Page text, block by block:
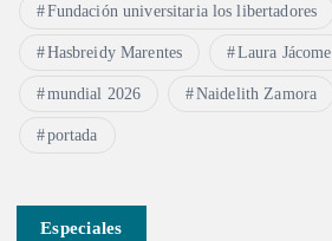
Fundación universitaria los libertadores
Hasbreidy Marentes Laura Jácome
mundial 2026 Naidelith Zamora
portada
Especiales